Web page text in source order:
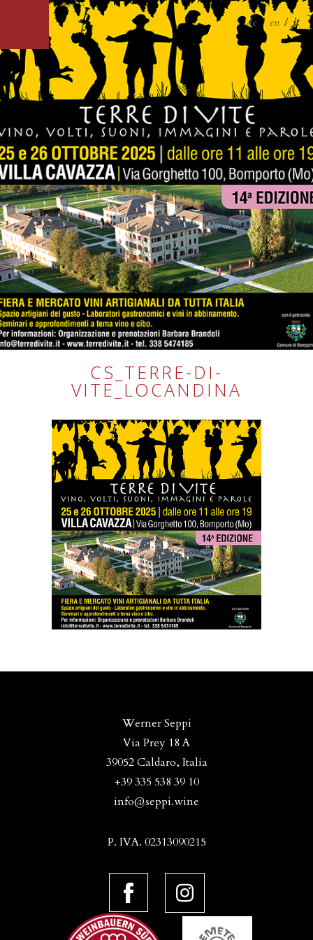
de / en / it
CS_TERRE-DI-
VITE_LOCANDINA
Werner Seppi
Via Prey 18 A
39052 Caldaro, Italia
+39 335 538 39 10
info@seppi.wine
P. IVA. 02313090215